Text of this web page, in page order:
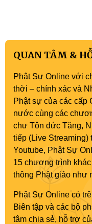
QUAN TÂM &
Phật Sự Online với
thời – chính xác và
Phật sự của các cấp
nước cùng các
chư Tôn đức Tăng,
tiếp (Live Streaming)
Youtube, Phật Sự
15 chương trình
thông Phật giáo như
Phật Sự Online có
Biên tập và các bộ
tâm chia sẻ, hỗ trợ